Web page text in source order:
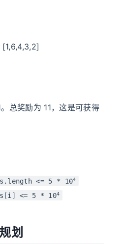
总奖励为 11，这是可获得
<= 5 * 104
<= 5 * 104
划